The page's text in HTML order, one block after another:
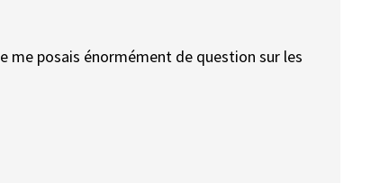
me posais énormément de question sur les